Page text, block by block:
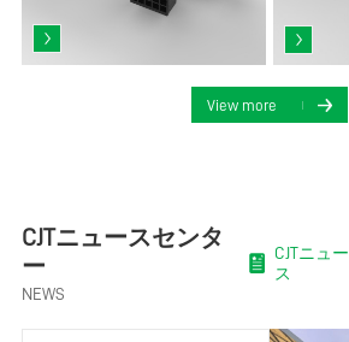
View more
CJTニュースセンタ
ー
NEWS
CJTニュー
ス